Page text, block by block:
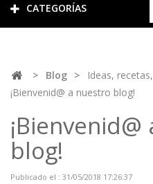
CATEGORÍAS
> Blog > Ideas,
¡Bienvenid@ a nuestro blog!
blog!
Publicado el : 31/05/2018 17:26:37